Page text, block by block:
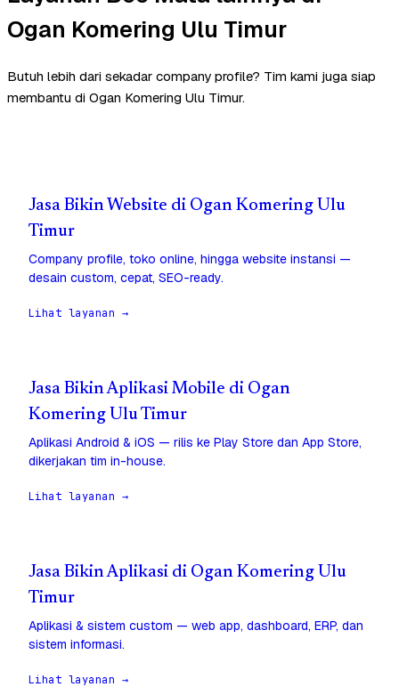
Ogan Komering Ulu Timur
Butuh lebih dari sekadar company profile? Tim kami juga siap
membantu di Ogan Komering Ulu Timur.
Jasa Bikin Website di Ogan Komering Ulu
Timur
Company profile, toko online, hingga website instansi —
desain custom, cepat, SEO-ready.
Lihat layanan →
Jasa Bikin Aplikasi Mobile di Ogan
Komering Ulu Timur
Aplikasi Android & iOS — rilis ke Play Store dan App Store,
dikerjakan tim in-house.
Lihat layanan →
Jasa Bikin Aplikasi di Ogan Komering Ulu
Timur
Aplikasi & sistem custom — web app, dashboard, ERP, dan
sistem informasi.
Lihat layanan →